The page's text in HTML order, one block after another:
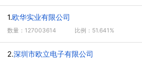
1.欧华实业有限公司
数量：127003614 比例：51.641%
2.深圳市欧立电子有限公司